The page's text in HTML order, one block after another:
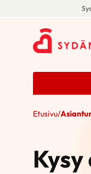
Etusivu/